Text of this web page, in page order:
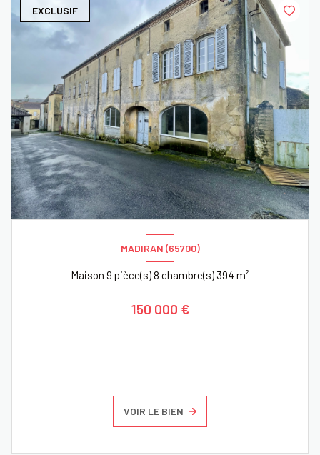
EXCLUSIF
MADIRAN (65700)
Maison 9 pièce(s) 8 chambre(s) 394 m²
150 000 €
VOIR LE BIEN